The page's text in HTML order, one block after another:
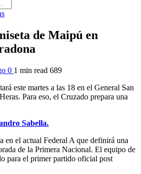
de Maipú en
0 1 min read 689
este martes a las 18 en el General San
Para eso, el Cruzado prepara una
Sabella.
en el actual Federal A que definirá una
de la Primera Nacional. El equipo de
para el primer partido oficial post